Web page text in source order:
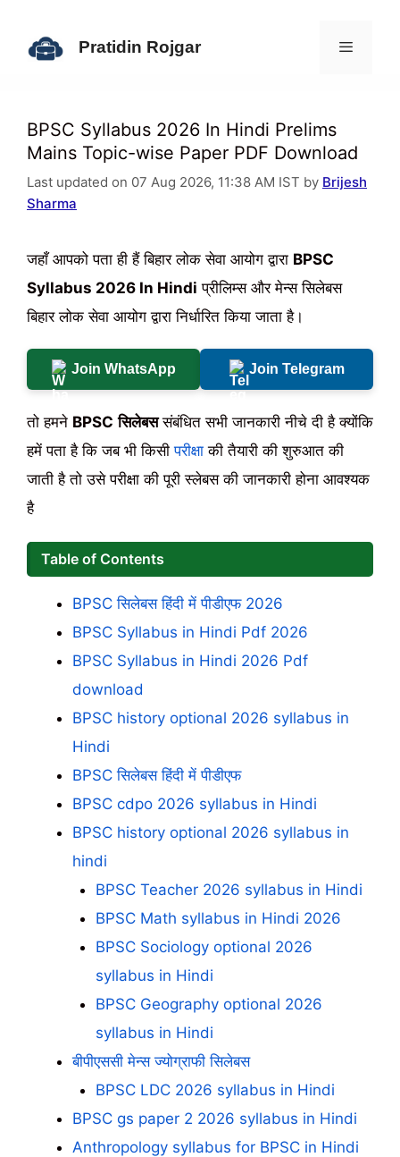
Pratidin Rojgar
BPSC Syllabus 2026 In Hindi Prelims
Mains Topic-wise Paper PDF Download
Last updated on 07 Aug 2026, 11:38 AM IST by Brijesh
Sharma
जहाँ आपको पता ही हैं बिहार लोक सेवा आयोग द्वारा BPSC
Syllabus 2026 In Hindi प्रीलिम्स और मेन्स सिलेबस
बिहार लोक सेवा आयोग द्वारा निर्धारित किया जाता है।
Join WhatsApp Join Telegram
तो हमने BPSC सिलेबससंबंधित सभी जानकारी नीचे दी है क्योंकि
हमें पता है कि जब भी किसीपरीक्षा की तैयारी की शुरुआत की
जाती है तो उसे परीक्षा की पूरी स्लेबस की जानकारी होना आवश्यक
है
Table of Contents
BPSC सिलेबस हिंदी में पीडीएफ 2026
BPSC Syllabus in Hindi Pdf 2026
BPSC Syllabus in Hindi 2026 Pdf
download
BPSC history optional 2026 syllabus in
Hindi
BPSC सिलेबस हिंदी में पीडीएफ
BPSC cdpo 2026 syllabus in Hindi
BPSC history optional 2026 syllabus in
hindi
BPSC Teacher 2026 syllabus in Hindi
BPSC Math syllabus in Hindi 2026
BPSC Sociology optional 2026
syllabus in Hindi
BPSC Geography optional 2026
syllabus in Hindi
बीपीएससी मेन्स ज्योग्राफी सिलेबस
BPSC LDC 2026 syllabus in Hindi
BPSC gs paper 2 2026 syllabus in Hindi
Anthropology syllabus for BPSC in Hindi